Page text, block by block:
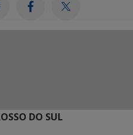
DO SUL